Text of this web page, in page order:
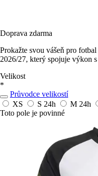
Doprava zdarma
Prokažte svou vášeň pro
2026/27, který spojuje výkon
Velikost
*
Průvodce velikostí
XS
S 24h M 24h
Toto pole je povinné